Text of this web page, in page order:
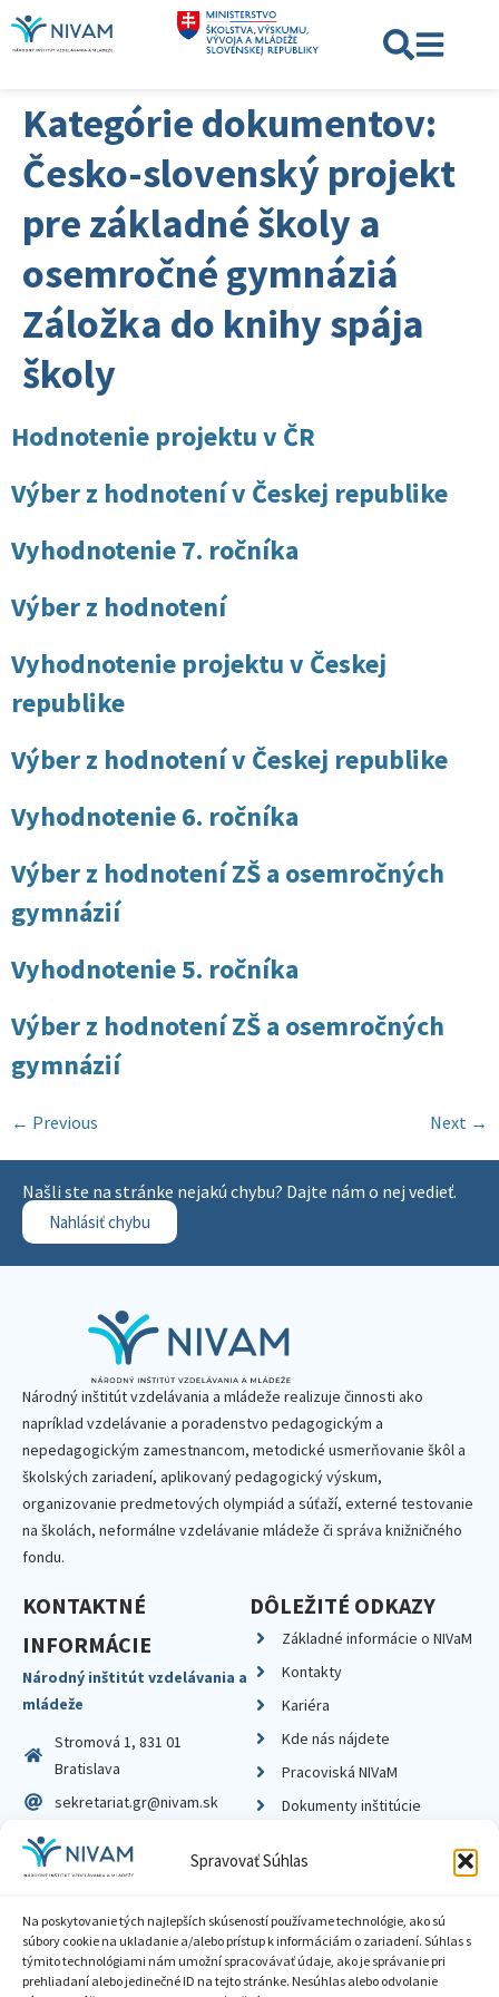
Spravovať Súhlas
Na poskytovanie tých najlepších skúseností používame technológie, ako sú
súbory cookie na ukladanie a/alebo prístup k informáciám o zariadení. Súhlas s
týmito technológiami nám umožní spracovávať údaje, ako je správanie pri
prehliadaní alebo jedinečné ID na tejto stránke. Nesúhlas alebo odvolanie
Kategórie dokumentov:
Česko-slovenský projekt
pre základné školy a
osemročné gymnáziá
Záložka do knihy spája
školy
Hodnotenie projektu v ČR
Výber z hodnotení v Českej republike
Vyhodnotenie 7. ročníka
Výber z hodnotení
Vyhodnotenie projektu v Českej
republike
Výber z hodnotení v Českej republike
Vyhodnotenie 6. ročníka
Výber z hodnotení ZŠ a osemročných
gymnázií
Vyhodnotenie 5. ročníka
Výber z hodnotení ZŠ a osemročných
gymnázií
← Previous Next →
Našli ste na stránke nejakú chybu? Dajte nám o nej vedieť.
Nahlásiť chybu
Národný inštitút vzdelávania a mládeže realizuje činnosti ako
napríklad vzdelávanie a poradenstvo pedagogickým a
nepedagogickým zamestnancom, metodické usmerňovanie škôl a
školských zariadení, aplikovaný pedagogický výskum,
organizovanie predmetových olympiád a súťaží, externé testovanie
na školách, neformálne vzdelávanie mládeže či správa knižničného
fondu.
KONTAKTNÉ
INFORMÁCIE
Národný inštitút vzdelávania a
mládeže
Stromová 1, 831 01
Bratislava
sekretariat.gr@nivam.sk
IČO: 00164348
DIČ: 2020798714
DÔLEŽITÉ ODKAZY
Základné informácie o NIVaM
Kontakty
Kariéra
Kde nás nájdete
Pracoviská NIVaM
Dokumenty inštitúcie
Zásady ochrany súkromia